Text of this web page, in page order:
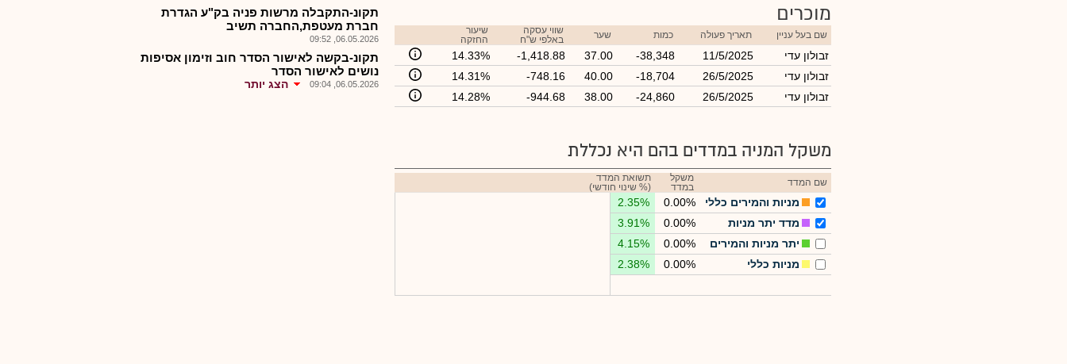
מוכרים
שם בעל עניין תאריך פעולה כמות שער
שווי עסקה
באלפי ש"ח
שיעור
החזקה
זבולון עדי 11/5/2025
-38,348
37.00
-1,418.88
14.33%
זבולון עדי
26/5/2025
-18,704
40.00
-748.16
14.31%
זבולון עדי
26/5/2025
-24,860
38.00
-944.68
14.28%
משקל המניה במדדים בהם היא נכללת
שם המדד
משקל
במדד
תשואת המדד
(% שינוי חודשי)
מניות והמירים כללי 0.00%
2.35%
מדד יתר מניות
0.00%
3.91%
יתר מניות והמירים
0.00%
4.15%
מניות כללי
0.00%
2.38%
תקונ-התקבלה מרשות פניה בק"ע הגדרת
חברת מעטפת,החברה תשיב
06.05.2026, 09:52
תקונ-בקשה לאישור הסדר חוב וזימון אסיפות
נושים לאישור הסדר
06.05.2026, 09:04 הצג יותר